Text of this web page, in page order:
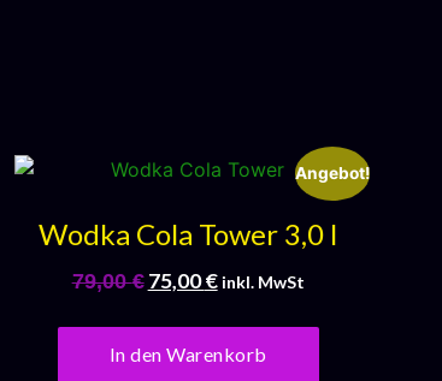
Angebot!
Wodka Cola Tower 3,0 l
79,00€ 75,00€ inkl. MwSt
In den Warenkorb